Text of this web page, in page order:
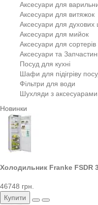
Аксесуари для
Аксесуари для витяжок
Аксесуари для
Аксесуари для мийок
Аксесуари для сортерів
Аксесуари та
Посуд для кухні
Шафи для підігріву
Фільтри для води
Шухляди з аксесуарами
Новинки
Холодильник Franke FSDR
46748 грн.
Купити